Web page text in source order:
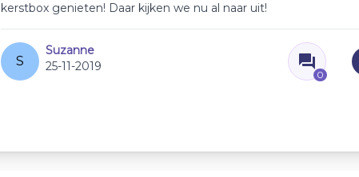
kerstbox genieten! Daar kijken we nu al naar uit!
S
Suzanne
25-11-2019
0